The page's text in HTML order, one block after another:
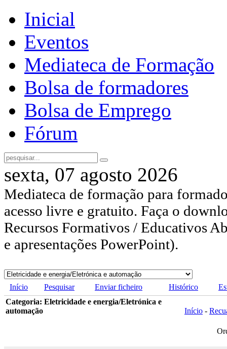
Inicial
Eventos
Mediateca de Formação
Bolsa de formadores
Bolsa de Emprego
Fórum
sexta, 07 agosto 2026
Mediateca de formação para
acesso livre e gratuito. Faça o
Recursos Formativos / Educativos
e apresentações PowerPoint).
Início Pesquisar Enviar ficheiro Histórico
Categoria: Eletricidade e energia/Eletrónica e
automação
Início -